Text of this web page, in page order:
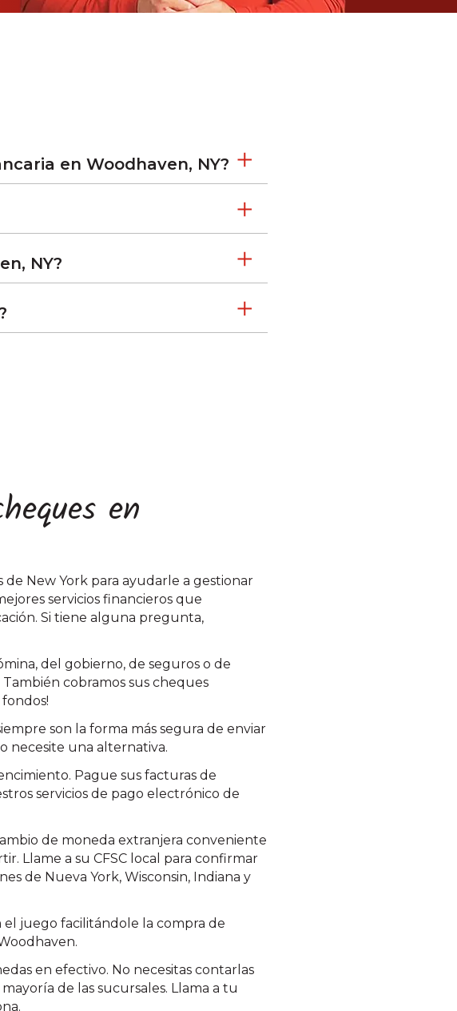
en Woodhaven, NY?
NY?
en
de New York para ayudarle a gestionar
servicios financieros que
Si tiene alguna pregunta,
del gobierno, de seguros o de
cobramos sus cheques
son la forma más segura de enviar
necesite una alternativa.
Pague sus facturas de
servicios de pago electrónico de
de moneda extranjera conveniente
Llame a su CFSC local para confirmar
de Nueva York, Wisconsin, Indiana y
el juego facilitándole la compra de
en efectivo. No necesitas contarlas
de las sucursales. Llama a tu